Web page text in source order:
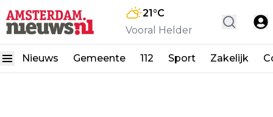
21°C
Vooral Helder
Nieuws Gemeente 112 Sport Zakelijk